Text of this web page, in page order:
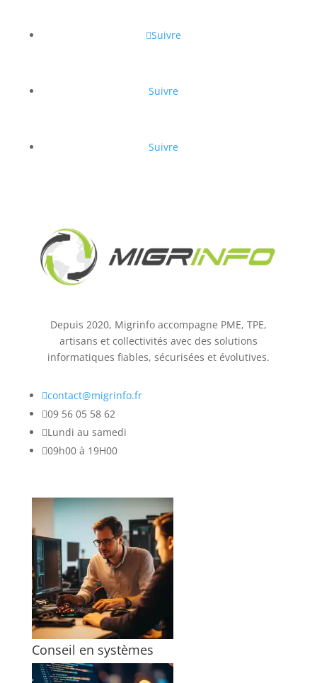
Suivre
Suivre
Suivre
Depuis 2020, Migrinfo accompagne PME, TPE,
artisans et collectivités avec des solutions
informatiques fiables, sécurisées et évolutives.
contact@migrinfo.fr
09 56 05 58 62
Lundi au samedi
09h00 à 19H00
Conseil en systèmes